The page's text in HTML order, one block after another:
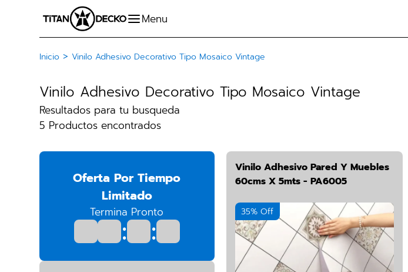
Inicio >Vinilo Adhesivo Decorativo Tipo Mosaico Vintage
Vinilo Adhesivo Decorativo Tipo Mosaico Vintage
Resultados para tu busqueda
5 Productos encontrados
Oferta Por Tiempo
Limitado
Termina Pronto
: :
Vinilo Adhesivo Pared Y Muebles
60cms X 5mts - PA6005
35% Off